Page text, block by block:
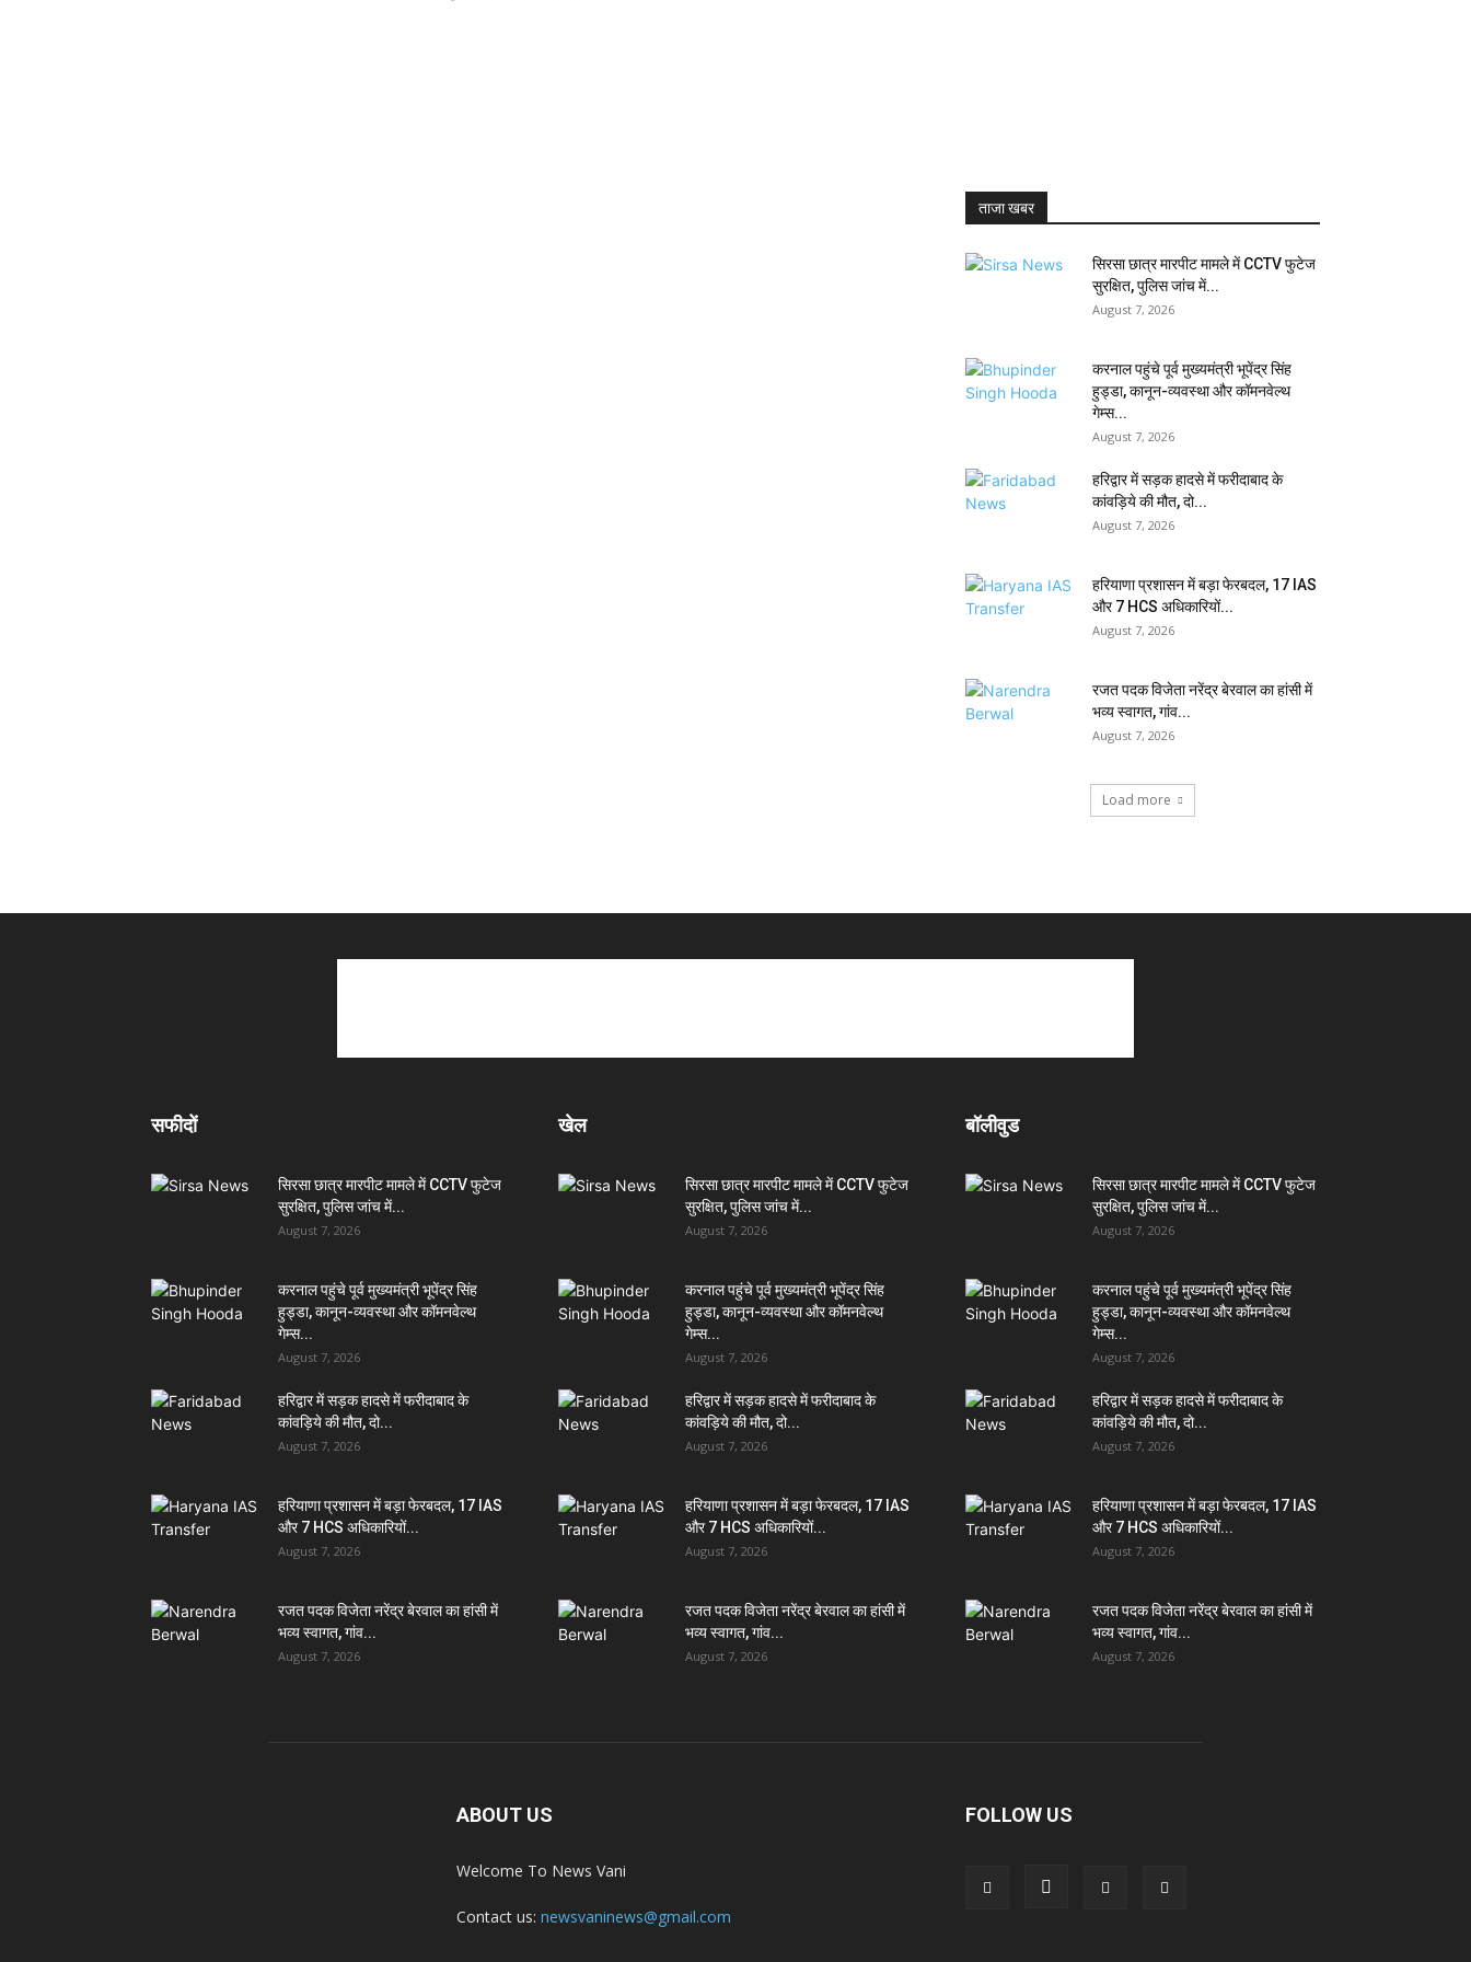
ताजा खबर
सिरसा छात्र मारपीट मामले में CCTV फुटेज
सुरक्षित, पुलिस जांच में...
August 7, 2026
करनाल पहुंचे पूर्व मुख्यमंत्री भूपेंद्र सिंह
हुड्डा, कानून-व्यवस्था और कॉमनवेल्थ
गेम्स...
August 7, 2026
हरिद्वार में सड़क हादसे में फरीदाबाद के
कांवड़िये की मौत, दो...
August 7, 2026
हरियाणा प्रशासन में बड़ा फेरबदल, 17 IAS
और 7 HCS अधिकारियों...
August 7, 2026
रजत पदक विजेता नरेंद्र बेरवाल का हांसी में
भव्य स्वागत, गांव...
August 7, 2026
Load more
सफीदों
सिरसा छात्र मारपीट मामले में CCTV फुटेज
सुरक्षित, पुलिस जांच में...
August 7, 2026
करनाल पहुंचे पूर्व मुख्यमंत्री भूपेंद्र सिंह
हुड्डा, कानून-व्यवस्था और कॉमनवेल्थ
गेम्स...
August 7, 2026
हरिद्वार में सड़क हादसे में फरीदाबाद के
कांवड़िये की मौत, दो...
August 7, 2026
हरियाणा प्रशासन में बड़ा फेरबदल, 17 IAS
और 7 HCS अधिकारियों...
August 7, 2026
रजत पदक विजेता नरेंद्र बेरवाल का हांसी में
भव्य स्वागत, गांव...
August 7, 2026
खेल
सिरसा छात्र मारपीट मामले में CCTV फुटेज
सुरक्षित, पुलिस जांच में...
August 7, 2026
करनाल पहुंचे पूर्व मुख्यमंत्री भूपेंद्र सिंह
हुड्डा, कानून-व्यवस्था और कॉमनवेल्थ
गेम्स...
August 7, 2026
हरिद्वार में सड़क हादसे में फरीदाबाद के
कांवड़िये की मौत, दो...
August 7, 2026
हरियाणा प्रशासन में बड़ा फेरबदल, 17 IAS
और 7 HCS अधिकारियों...
August 7, 2026
रजत पदक विजेता नरेंद्र बेरवाल का हांसी में
भव्य स्वागत, गांव...
August 7, 2026
बॉलीवुड
सिरसा छात्र मारपीट मामले में CCTV फुटेज
सुरक्षित, पुलिस जांच में...
August 7, 2026
करनाल पहुंचे पूर्व मुख्यमंत्री भूपेंद्र सिंह
हुड्डा, कानून-व्यवस्था और कॉमनवेल्थ
गेम्स...
August 7, 2026
हरिद्वार में सड़क हादसे में फरीदाबाद के
कांवड़िये की मौत, दो...
August 7, 2026
हरियाणा प्रशासन में बड़ा फेरबदल, 17 IAS
और 7 HCS अधिकारियों...
August 7, 2026
रजत पदक विजेता नरेंद्र बेरवाल का हांसी में
भव्य स्वागत, गांव...
August 7, 2026
ABOUT US
Welcome To News Vani
Contact us: newsvaninews@gmail.com
FOLLOW US